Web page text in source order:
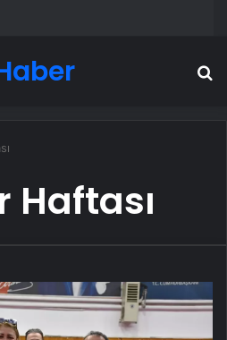
Haftası